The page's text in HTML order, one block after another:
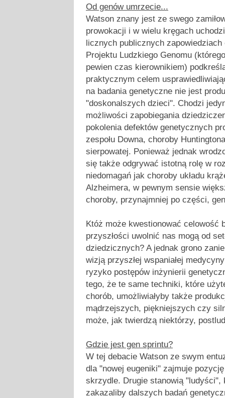
Od genów umrzecie...
Watson znany jest ze swego
prowokacji i w wielu kręgach
licznych publicznych
Projektu Ludzkiego Genomu
pewien czas kierownikiem)
praktycznym celem
na badania genetyczne nie jest
"doskonalszych dzieci". Chodzi
możliwości zapobiegania
pokolenia defektów genetycznych
zespołu Downa, choroby
sierpowatej. Ponieważ jednak
się także odgrywać istotną rolę w
niedomagań jak choroby układu
Alzheimera, w pewnym sensie
choroby, przynajmniej po części,
Któż może kwestionować celowość
przyszłości uwolnić nas mogą od
dziedzicznych? A jednak grono
wizją przyszłej wspaniałej
ryzyko postępów inżynierii
tego, że te same techniki, które
chorób, umożliwiałyby także
mądrzejszych, piękniejszych czy
może, jak twierdzą niektórzy,
Gdzie jest gen sprintu?
W tej debacie Watson ze swym
dla "nowej eugeniki" zajmuje
skrzydle. Drugie stanowią "ludyści",
zakazaliby dalszych badań